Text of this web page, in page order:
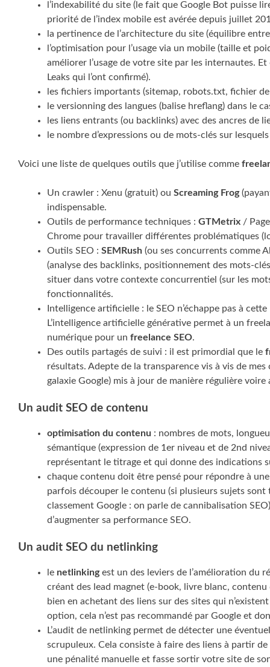
l’indexabilité du site (le fait que Google Bot puisse
priorité de l’index mobile est avérée depuis juillet
la pertinence de l’architecture du site (équilibre
l’optimisation pour l’usage via un mobile (taille et
améliorer l’usage de votre site par les internautes.
Leaks qui l’ont confirmé).
les fichiers importants (sitemap, robots.txt, fichier
le versionning des langues (balise hreflang) dans le
les liens entrants (ou backlinks) avec des ancres de
le nombre d’expressions ou de mots-clés sur
Voici une liste de quelques outils que j’utilise comme
Un crawler : Xenu (gratuit) ou Screaming Frog
indispensable.
Outils de performance techniques : GTMetrix /
Chrome pour travailler différentes problématiques
Outils SEO : SEMRush (ou ses concurrents comme
(analyse des backlinks, positionnement des mots-
situer dans votre contexte concurrentiel (sur les
fonctionnalités.
Intelligence artificielle : le SEO n’échappe pas à
L’intelligence artificielle générative permet à un
numérique pour un freelance SEO.
Des outils partagés de suivi : il est primordial que le
résultats. Adepte de la transparence vis à vis de
galaxie Google) mis à jour de manière régulière
Un audit SEO de contenu
optimisation du contenu : nombres de mots,
sémantique (expression de 1er niveau et de 2nd
représentant le titrage et qui donne des indications
chaque contenu doit être pensé pour répondre à
parfois découper le contenu (si plusieurs sujets sont
classement Google : on parle de cannibalisation
d’augmenter sa performance SEO.
Un audit SEO du netlinking
le netlinkingest un des leviers de l’amélioration du
créant des lead magnet (e-book, livre blanc,
bien en achetant des liens sur des sites qui
option, cela n’est pas recommandé par Google et
L’audit de netlinking permet de détecter une
scrupuleux. Cela consiste à faire des liens à partir
une pénalité manuelle et fasse sortir votre site de